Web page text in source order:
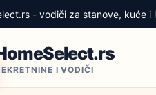
- vodiči za stanove, kuće i
I VODIČI